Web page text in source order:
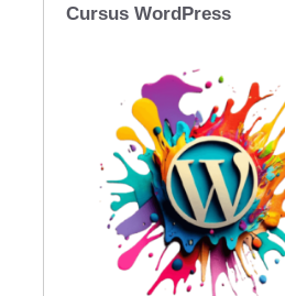
Cursus WordPress